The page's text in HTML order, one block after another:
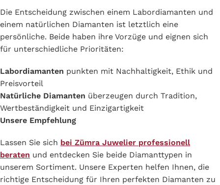
Die Entscheidung zwischen einem Labordiamanten und
einem natürlichen Diamanten ist letztlich eine
persönliche. Beide haben ihre Vorzüge und eignen sich
für unterschiedliche Prioritäten:
Labordiamanten punkten mit Nachhaltigkeit, Ethik und
Preisvorteil
Natürliche Diamanten überzeugen durch Tradition,
Wertbeständigkeit und Einzigartigkeit
Unsere Empfehlung
Lassen Sie sich bei Zümra Juwelier professionell
beraten und entdecken Sie beide Diamanttypen in
unserem Sortiment. Unsere Experten helfen Ihnen, die
richtige Entscheidung für Ihren perfekten Diamanten zu